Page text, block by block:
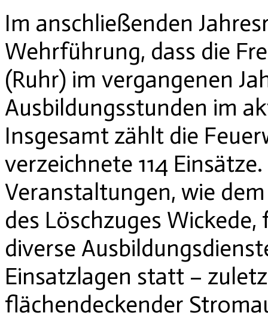
Im anschließenden
Wehrführung, dass die
(Ruhr) im vergangenen
Ausbildungsstunden im
Insgesamt zählt die
verzeichnete 114
Veranstaltungen, wie
des Löschzuges
diverse
Einsatzlagen statt –
flächendeckender